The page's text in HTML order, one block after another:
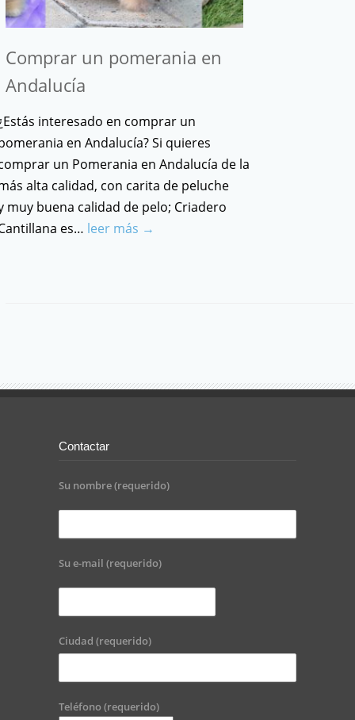
Comprar un pomerania en
Andalucía
interesado en comprar un
en Andalucía? Si quieres
un Pomerania en Andalucía de la
alta calidad, con carita de peluche
muy buena calidad de pelo; Criadero
es… leer más →
Contactar
Su nombre (requerido)
Su e-mail (requerido)
Ciudad (requerido)
Teléfono (requerido)